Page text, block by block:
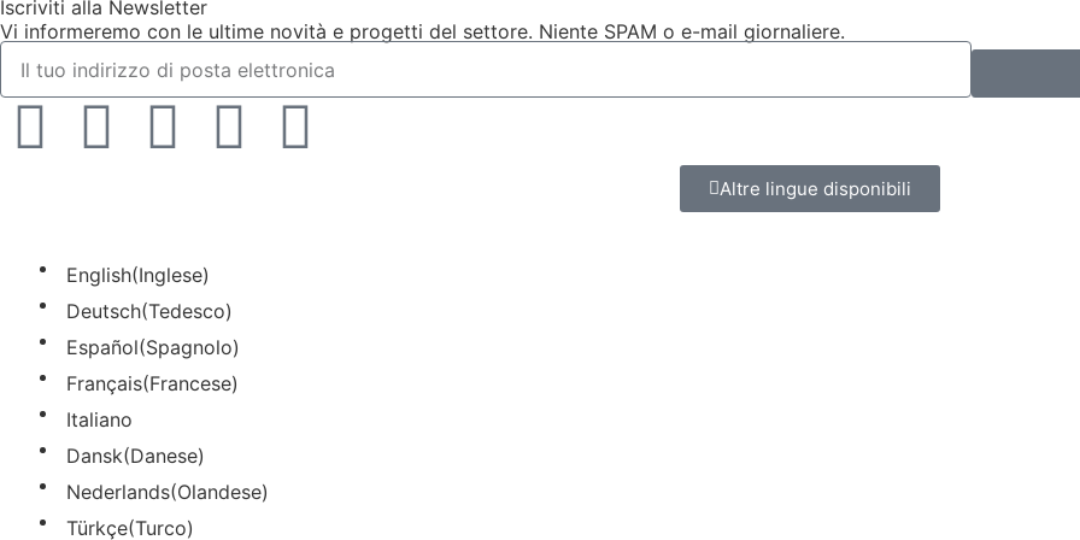
Iscriviti alla Newsletter
Vi informeremo con le ultime novità e progetti del settore. Niente SPAM o e-mail giornaliere.
Altre lingue disponibili
English(Inglese)
Deutsch(Tedesco)
Español(Spagnolo)
Français(Francese)
Italiano
Dansk(Danese)
Nederlands(Olandese)
Türkçe(Turco)